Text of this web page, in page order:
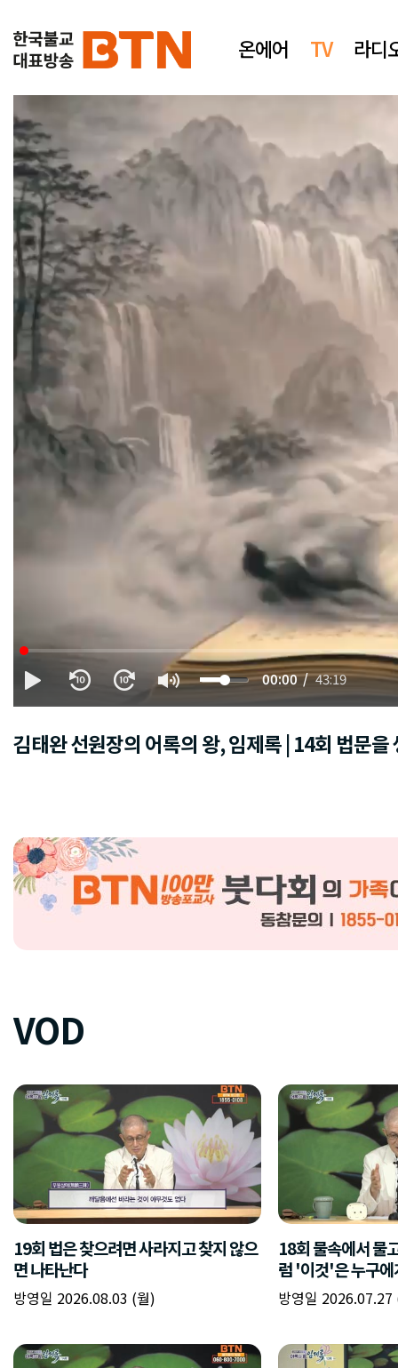
온에어 TV 라디
00:00 43:19
김태완 선원장의 어록의 왕, 임제록 | 14회 법문